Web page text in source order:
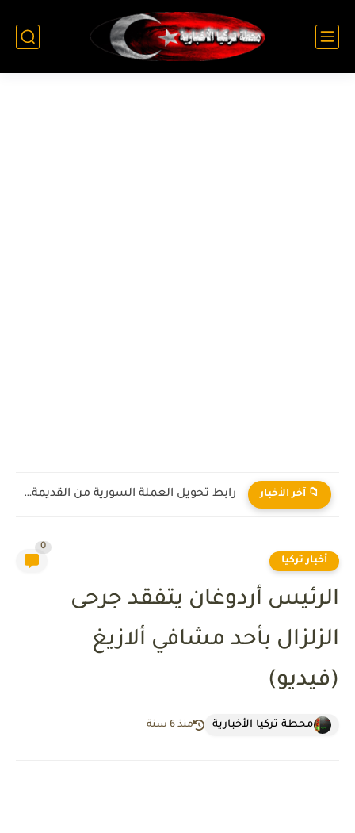
📁 آخر الأخبار رابط تحويل العملة السورية من القديمة إلى الجديدة 2026
أخبار تركيا
0
الرئيس أردوغان يتفقد جرحى
الزلزال بأحد مشافي ألازيغ
(فيديو)
محطة تركيا الأخبارية منذ 6 سنة